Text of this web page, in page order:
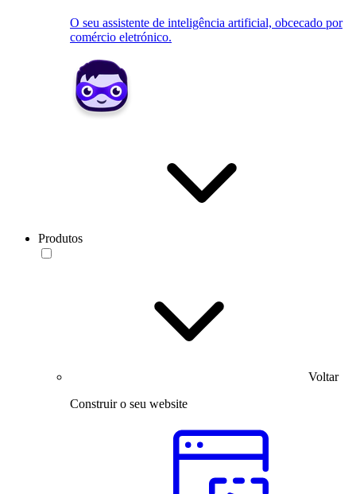
O seu assistente de inteligência artificial, obcecado por
comércio eletrónico.
Produtos
Voltar
Construir o seu website